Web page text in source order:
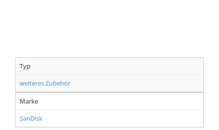
Typ
weiteres Zubehör
Marke
SanDisk